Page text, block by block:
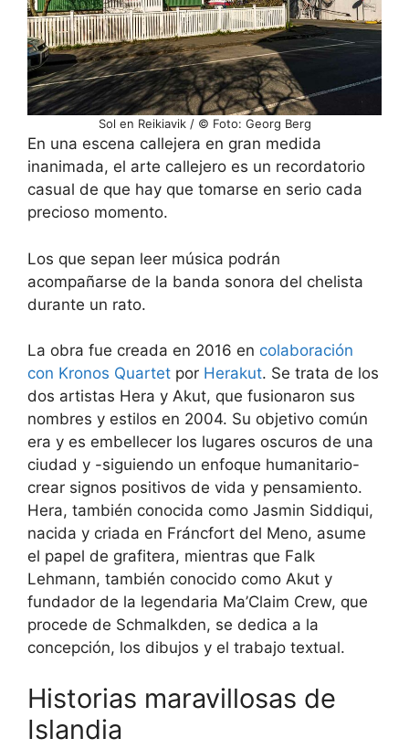
Sol en Reikiavik / © Foto: Georg Berg
En una escena callejera en gran medida
inanimada, el arte callejero es un recordatorio
casual de que hay que tomarse en serio cada
precioso momento.
Los que sepan leer música podrán
acompañarse de la banda sonora del chelista
durante un rato.
La obra fue creada en 2016 en colaboración
con Kronos Quartet por Herakut. Se trata de los
dos artistas Hera y Akut, que fusionaron sus
nombres y estilos en 2004. Su objetivo común
era y es embellecer los lugares oscuros de una
ciudad y -siguiendo un enfoque humanitario-
crear signos positivos de vida y pensamiento.
Hera, también conocida como Jasmin Siddiqui,
nacida y criada en Fráncfort del Meno, asume
el papel de grafitera, mientras que Falk
Lehmann, también conocido como Akut y
fundador de la legendaria Ma’Claim Crew, que
procede de Schmalkden, se dedica a la
concepción, los dibujos y el trabajo textual.
Historias maravillosas de
Islandia